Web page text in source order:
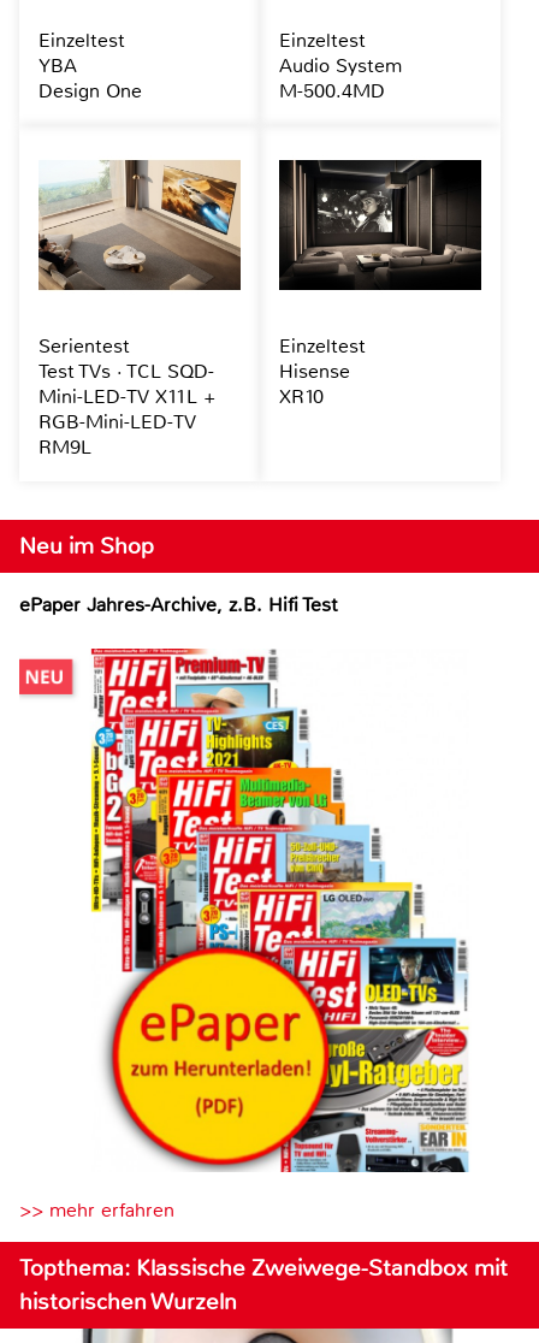
Neu im Shop
ePaper Jahres-Archive, z.B. Hifi Test
>> mehr erfahren
Topthema: Klassische Zweiwege-Standbox mit
historischen Wurzeln
Einzeltest
YBA
Design One
Einzeltest
Audio System
M-500.4MD
Serientest
Test TVs · TCL SQD-
Mini-LED-TV X11L +
RGB-Mini-LED-TV
RM9L
Einzeltest
Hisense
XR10